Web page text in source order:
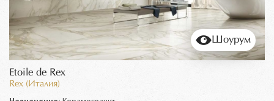
Шоурум
Etoile de Rex
Rex (Италия)